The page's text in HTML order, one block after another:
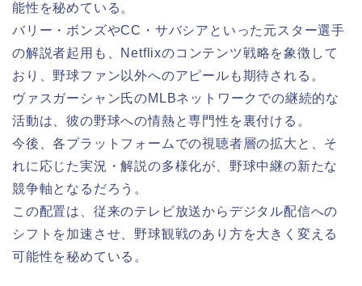
能性を秘めている。
バリー・ボンズやCC・サバシアといった元スター選手
の解説者起用も、Netflixのコンテンツ戦略を象徴して
おり、野球ファン以外へのアピールも期待される。
ヴァスガーシャン氏のMLBネットワークでの継続的な
活動は、彼の野球への情熱と専門性を裏付ける。
今後、各プラットフォームでの視聴者層の拡大と、そ
れに応じた実況・解説の多様化が、野球中継の新たな
競争軸となるだろう。
この配置は、従来のテレビ放送からデジタル配信への
シフトを加速させ、野球観戦のあり方を大きく変える
可能性を秘めている。